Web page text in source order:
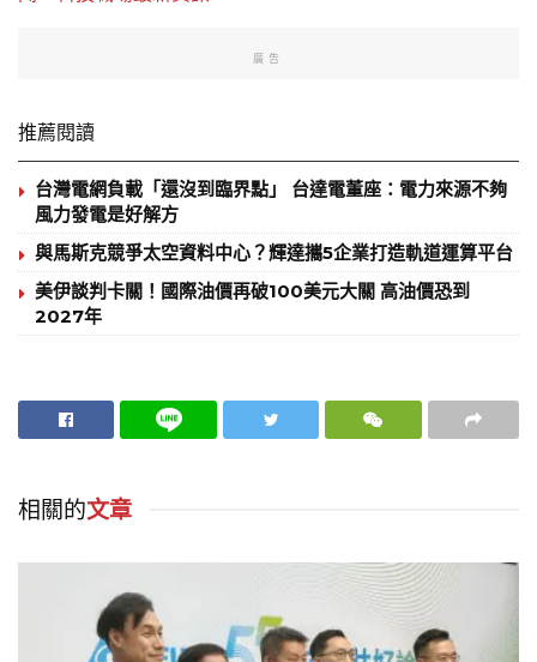
廣告
推薦閱讀
台灣電網負載「還沒到臨界點」 台達電董座：電力來源不夠
風力發電是好解方
與馬斯克競爭太空資料中心？輝達攜5企業打造軌道運算平台
美伊談判卡關！國際油價再破100美元大關 高油價恐到
2027年
相關的文章